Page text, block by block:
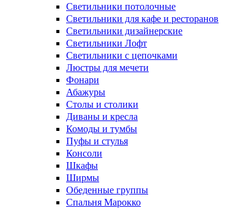
Светильники потолочные
Светильники для кафе и ресторанов
Светильники дизайнерские
Светильники Лофт
Светильники с цепочками
Люстры для мечети
Фонари
Абажуры
Столы и столики
Диваны и кресла
Комоды и тумбы
Пуфы и стулья
Консоли
Шкафы
Ширмы
Обеденные группы
Спальня Марокко